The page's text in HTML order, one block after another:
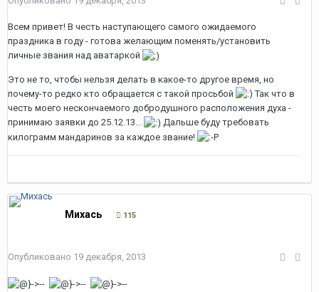
Всем привет! В честь наступающего самого ожидаемого
праздника в году - готова желающим поменять/установить
личные звания над аватаркой
Это не то, чтобы нельзя делать в какое-то другое время, но
почему-то редко кто обращается с такой просьбой
Так что в
честь моего нескончаемого добродушного расположения духа -
принимаю заявки до 25.12.13...
Дальше буду требовать
килограмм мандаринов за каждое звание!
Михась 115
Опубликовано 19 декабря, 2013